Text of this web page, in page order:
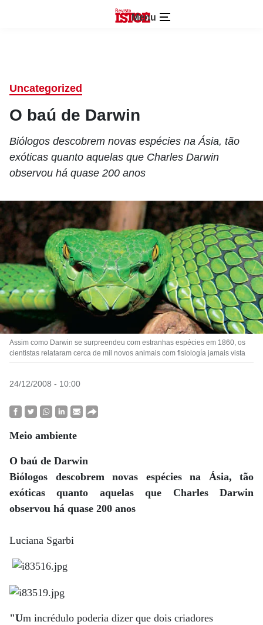
Menu
Uncategorized
O baú de Darwin
Biólogos descobrem novas espécies na Ásia, tão
exóticas quanto aquelas que Charles Darwin
observou há quase 200 anos
Assim como Darwin se surpreendeu com estranhas espécies em 1860, os
cientistas relataram cerca de mil novos animais com fisiología jamais vista
24/12/2008 - 10:00
Meio ambiente
O baú de Darwin
Biólogos descobrem novas espécies na Ásia, tão
exóticas quanto aquelas que Charles Darwin
observou há quase 200 anos
Luciana Sgarbi
"Um incrédulo poderia dizer que dois criadores